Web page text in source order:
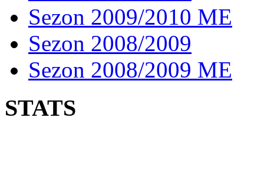
Sezon 2009/2010 ME
Sezon 2008/2009
Sezon 2008/2009 ME
STATS